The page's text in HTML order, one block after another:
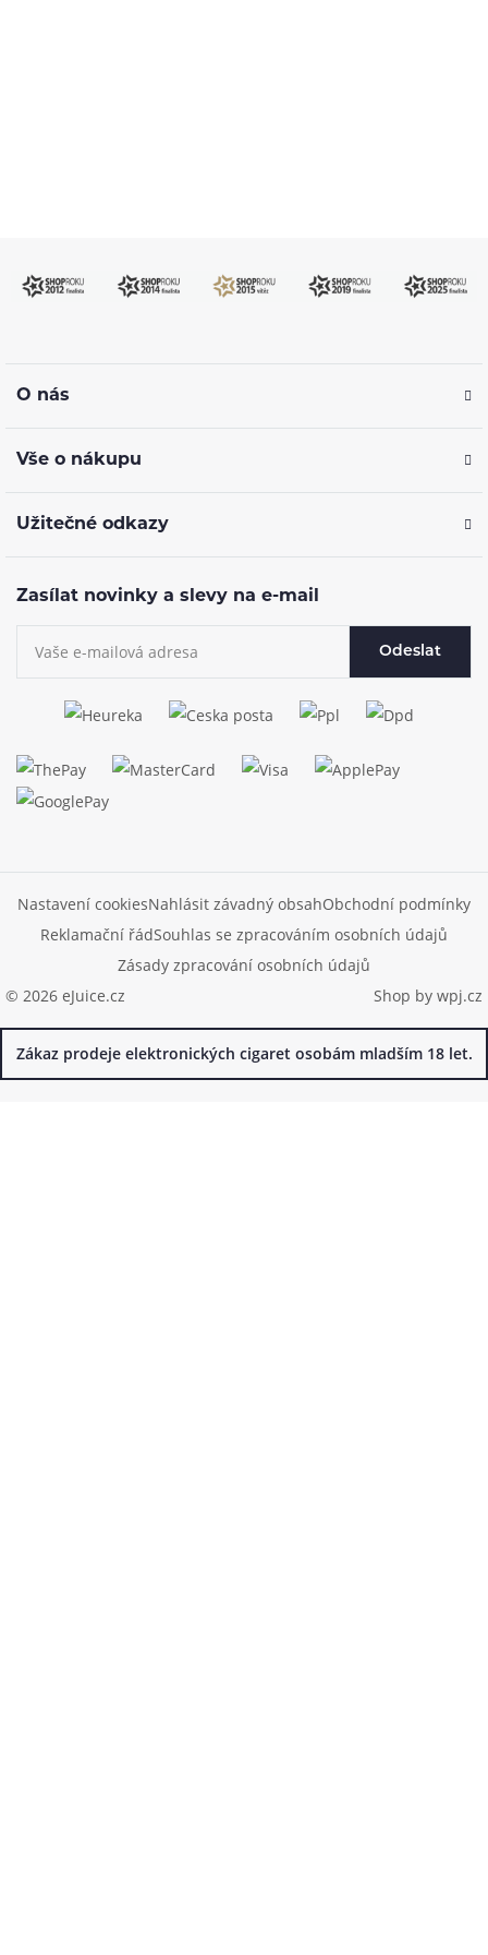
O nás
Vše o nákupu
Užitečné odkazy
Zasílat novinky a slevy na e-mail
Odeslat
© 2026 eJuice.cz
Nastavení cookiesNahlásit závadný obsahObchodní podmínky
Reklamační řádSouhlas se zpracováním osobních údajů
Zásady zpracování osobních údajů
Shop by wpj.cz
Zákaz prodeje elektronických cigaret osobám mladším 18 let.